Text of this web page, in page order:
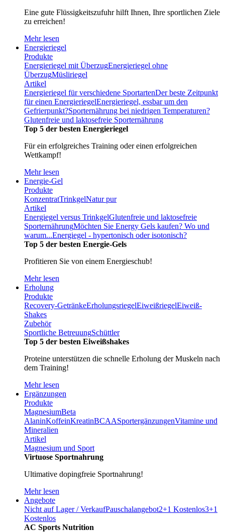
Eine gute Flüssigkeitszufuhr hilft Ihnen, Ihre sportlichen Ziele
zu erreichen!
Mehr lesen
Energieriegel
Produkte
Energieriegel mit ÜberzugEnergieriegel ohne
ÜberzugMüsliriegel
Artikel
Energieriegel für verschiedene SportartenDer beste Zeitpunkt
für einen EnergieriegelEnergieriegel, essbar um den
Gefrierpunkt?Sporternährung bei niedrigen Temperaturen?
Glutenfreie und laktosefreie Sporternährung
Top 5 der besten Energieriegel
Für ein erfolgreiches Training oder einen erfolgreichen
Wettkampf!
Mehr lesen
Energie-Gel
Produkte
KonzentratTrinkgelNatur pur
Artikel
Energiegel versus TrinkgelGlutenfreie und laktosefreie
SporternährungMöchten Sie Energy Gels kaufen? Wo und
warum...Energiegel - hypertonisch oder isotonisch?
Top 5 der besten Energie-Gels
Profitieren Sie von einem Energieschub!
Mehr lesen
Erholung
Produkte
Recovery-GetränkeErholungsriegelEiweißriegelEiweiß-
Shakes
Zubehör
Sportliche BetreuungSchüttler
Top 5 der besten Eiweißshakes
Proteine unterstützen die schnelle Erholung der Muskeln nach
dem Training!
Mehr lesen
Ergänzungen
Produkte
MagnesiumBeta
AlaninKoffeinKreatinBCAASportergänzungenVitamine und
Mineralien
Artikel
Magnesium und Sport
Virtuose Sportnahrung
Ultimative dopingfreie Sportnahrung!
Mehr lesen
Angebote
Nicht auf Lager / VerkaufPauschalangebot2+1 Kostenlos3+1
Kostenlos
AC Sports Nutrition